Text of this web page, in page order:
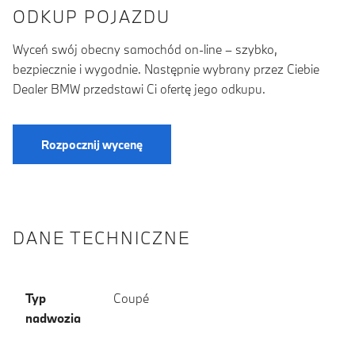
ODKUP POJAZDU
Wyceń swój obecny samochód on-line – szybko,
bezpiecznie i wygodnie. Następnie wybrany przez Ciebie
Dealer BMW przedstawi Ci ofertę jego odkupu.
Rozpocznij wycenę
DANE TECHNICZNE
Typ
nadwozia
Coupé